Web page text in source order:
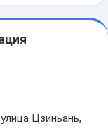
Цзиньань,